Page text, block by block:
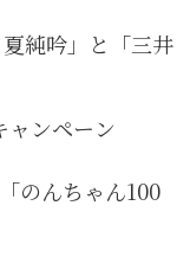
純吟」と「三井
ャンペーン
のんちゃん100